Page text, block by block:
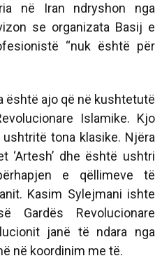
në Iran ndryshon nga
se organizata Basij e
“nuk është për
është ajo që në kushtetutë
Islamike. Kjo
tona klasike. Njëra
‘Artesh’ dhe është ushtri
e qëllimeve të
Kasim Sylejmani ishte
Gardës Revolucionare
janë të ndara nga
në koordinim me të.